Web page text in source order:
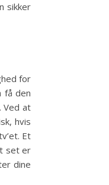
sikker
for
få den
Ved at
hvis
Et
set er
dine